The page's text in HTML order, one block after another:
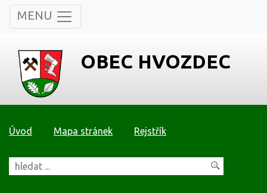
MENU
OBEC HVOZDEC
Úvod Mapa stránek Rejstřík